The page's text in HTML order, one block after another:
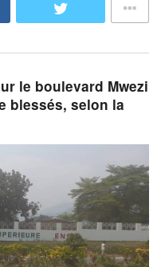
le boulevard Mwezi
blessés, selon la